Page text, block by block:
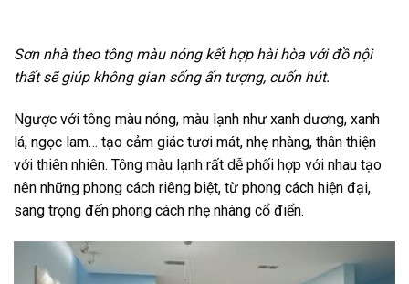
Sơn nhà theo tông màu nóng kết hợp hài hòa với đồ nội
thất sẽ giúp không gian sống ấn tượng, cuốn hút.
Ngược với tông màu nóng, màu lạnh như xanh dương, xanh
lá, ngọc lam… tạo cảm giác tươi mát, nhẹ nhàng, thân thiện
với thiên nhiên. Tông màu lạnh rất dễ phối hợp với nhau tạo
nên những phong cách riêng biệt, từ phong cách hiện đại,
sang trọng đến phong cách nhẹ nhàng cổ điển.